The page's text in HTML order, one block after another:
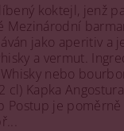
koktejl, jenž
Mezinárodní
jako aperitiv a
a vermut.
nebo
cl) Kapka
Postup je poměrně